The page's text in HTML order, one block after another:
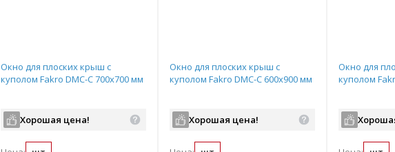
Окно для плоских крыш с
куполом Fakro DMC-С 700х700 мм
Хорошая цена!
Окно для плоских крыш с
куполом Fakro DMC-С 600х900 мм
Хорошая цена!
Окно для
куполом